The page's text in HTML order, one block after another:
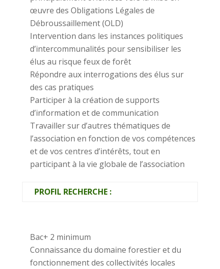
œuvre des Obligations Légales de
Débroussaillement (OLD)
Intervention dans les instances politiques
d’intercommunalités pour sensibiliser les
élus au risque feux de forêt
Répondre aux interrogations des élus sur
des cas pratiques
Participer à la création de supports
d’information et de communication
Travailler sur d’autres thématiques de
l’association en fonction de vos compétences
et de vos centres d’intérêts, tout en
participant à la vie globale de l’association
PROFIL RECHERCHE :
Bac+ 2 minimum
Connaissance du domaine forestier et du
fonctionnement des collectivités locales